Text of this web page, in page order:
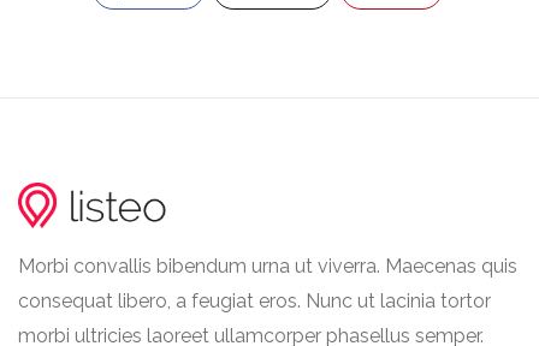
Morbi convallis bibendum urna ut viverra. Maecenas quis
consequat libero, a feugiat eros. Nunc ut lacinia tortor
morbi ultricies laoreet ullamcorper phasellus semper.